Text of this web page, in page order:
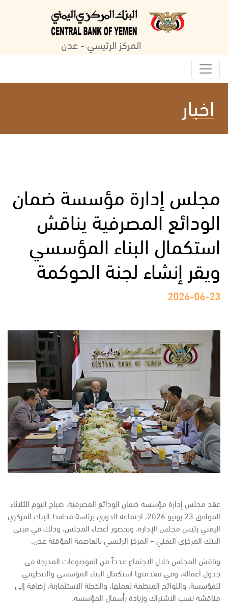
المركز الرئيسي - عدن
اخبار
مجلس إدارة مؤسسة ضمان
الودائع المصرفية يناقش
استكمال البناء المؤسسي
ويقر إنشاء لجنة الحوكمة
2026-06-23
عقد مجلس إدارة مؤسسة ضمان الودائع المصرفية، صباح اليوم الثلاثاء
الموافق 23 يونيو 2026، اجتماعه الدوري برئاسة محافظ البنك المركزي
اليمني رئيس مجلس الإدارة، وبحضور أعضاء المجلس، وذلك في مبنى
البنك المركزي اليمني – المركز الرئيسي بالعاصمة المؤقتة عدن.
وناقش المجلس خلال الاجتماع عدداً من الموضوعات المدرجة في
جدول أعماله، وفي مقدمتها استكمال البناء المؤسسي والتنظيمي
للمؤسسة، واللوائح المنظمة لعملها، والخطة الاستثمارية، إضافة إلى
مناقشة نسب الاشتراك وزيادة رأسمال المؤسسة.